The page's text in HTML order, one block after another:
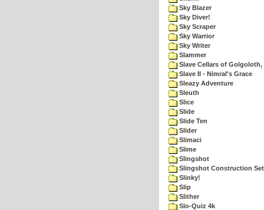
Sky Blazer
Sky Diver!
Sky Scraper
Sky Warrior
Sky Writer
Slammer
Slave Cellars of Golgoloth,
Slave II - Nimral's Grace
Sleazy Adventure
Sleuth
Slice
Slide
Slide Ten
Slider
Slimaci
Slime
Slingshot
Slingshot Construction Set
Slinky!
Slip
Slither
Slo-Quiz 4k